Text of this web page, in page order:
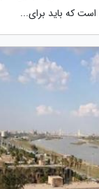
است که باید برای...